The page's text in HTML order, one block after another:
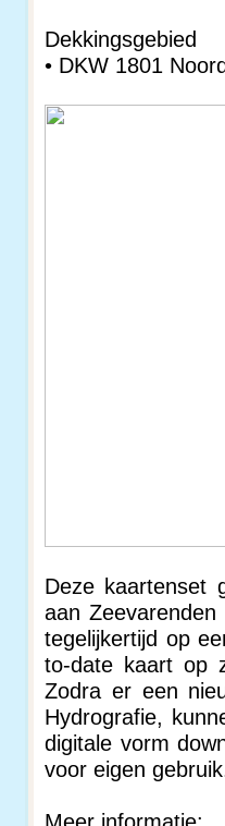
Dekkingsgebied
• DKW 1801
Deze kaartenset
aan
tegelijkertijd op
to-date kaart op
Zodra er een
Hydrografie,
digitale vorm
voor eigen